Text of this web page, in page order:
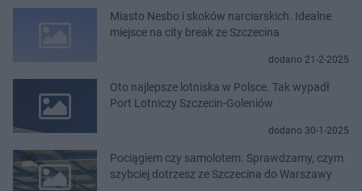
Miasto Nesbo i skoków narciarskich. Idealne
miejsce na city break ze Szczecina
dodano 21-2-2025
Oto najlepsze lotniska w Polsce. Tak wypadł
Port Lotniczy Szczecin-Goleniów
dodano 30-1-2025
Pociągiem czy samolotem. Sprawdzamy, czym
szybciej dotrzesz ze Szczecina do Warszawy